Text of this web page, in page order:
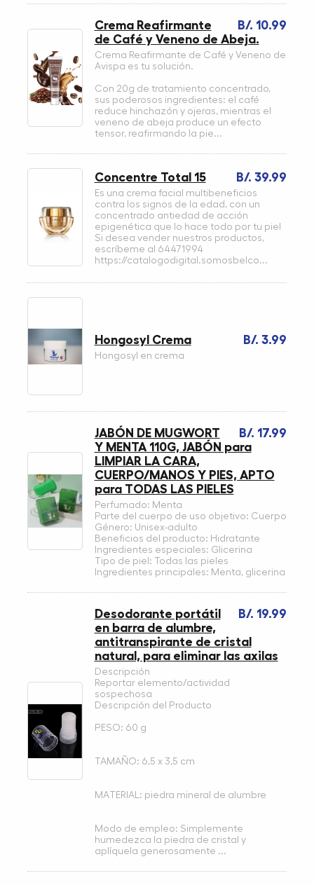
B/. 10.99
Crema Reafirmante
de Café y Veneno de Abeja.
Crema Reafirmante de Café y Veneno de
Avispa es tu solución.
Con 20g de tratamiento concentrado,
sus poderosos ingredientes: el café
reduce hinchazón y ojeras, mientras el
veneno de abeja produce un efecto
tensor, reafirmando la pie...
B/. 39.99
Concentre Total 15
Es una crema facial multibeneficios
contra los signos de la edad, con un
concentrado antiedad de acción
epigenética que lo hace todo por tu piel
Si desea vender nuestros productos,
escríbeme al 64471994
https://catalogodigital.somosbelco...
B/. 3.99
Hongosyl Crema
Hongosyl en crema
B/. 17.99
JABÓN DE MUGWORT
Y MENTA 110G, JABÓN para
LIMPIAR LA CARA,
CUERPO/MANOS Y PIES, APTO
para TODAS LAS PIELES
Perfumado: Menta
Parte del cuerpo de uso objetivo: Cuerpo
Género: Unisex-adulto
Beneficios del producto: Hidratante
Ingredientes especiales: Glicerina
Tipo de piel: Todas las pieles
Ingredientes principales: Menta, glicerina
B/. 19.99
Desodorante portátil
en barra de alumbre,
antitranspirante de cristal
natural, para eliminar las axilas
Descripción
Reportar elemento/actividad
sospechosa
Descripción del Producto
PESO: 60 g
TAMAÑO: 6,5 x 3,5 cm
MATERIAL: piedra mineral de alumbre
Modo de empleo: Simplemente
humedezca la piedra de cristal y
aplíquela generosamente ...